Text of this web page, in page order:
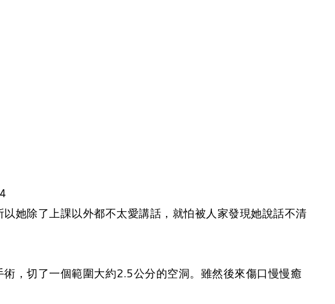
她除了上課以外都不太愛講話，就怕被人家發現她說話不清
，切了一個範圍大約2.5公分的空洞。雖然後來傷口慢慢癒